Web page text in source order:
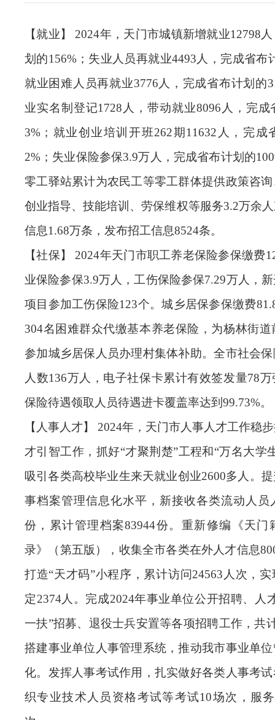
【就业】 2024年，天门市城镇新增就业12798
划的156%；失业人员再就业4493 人，完成省布
就业困难人员再就业3776 人，完成省布计划的
业实名制登记1728 人，带动就业8096 人，完成
3% ；就业创业培训开班262期11632 人，完成
2% ；失业保险参保3.9万人，完成省布计划的
零工驿站累计为农民工等零工群体提供政策咨
创业指导、技能培训、劳保维权等服务3.2万余
信息1.68万条，发布招工信息8524条。
【社保】 2024年天门市职工养老保险参保缴费
业保险参保3.9万人，工伤保险参保7.29万人，
项目参加工伤保险123个。城乡居保参保缴费
304名困难群众代缴基本养老保险，为杨林街道
参加城乡居保人员办理村集体补助。全市社会
人数136万人，电子社保卡累计有效签发量78
保险待遇领取人员待遇进卡覆盖率达到99.73%。
【人事人才】 2024年，天门市人事人才工作稳
才引智工作， 抓好“才聚荆楚”工程和“万名大学
吸引各类高校毕业生来天就业创业2600多人。
事档案管理信息化水平，新接收各类流动人员
份，累计管理档案83944份。重新修编《天门
录》（第五版），收集全市各类在外人才信息
打造“天才码”小程序，累计访问24563 人次，
定2374人。完成2024年事业单位公开招聘、人
一扶”招募、退役士兵安置等各项招聘工作，共
搭建事业单位人事管理系统，推动我市事业单
化。发挥人事考试作用，扎实做好各类人事考
织专业技术人员资格考试等考试10场次，服